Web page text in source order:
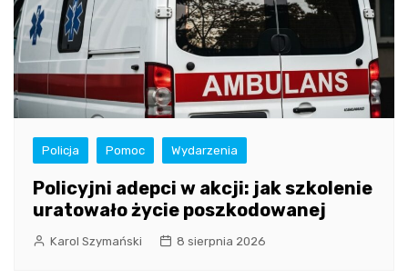
Policja Pomoc Wydarzenia
Policyjni adepci w akcji: jak szkolenie
uratowało życie poszkodowanej
Karol Szymański 8 sierpnia 2026